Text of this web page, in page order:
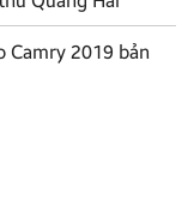
Camry 2019 bản